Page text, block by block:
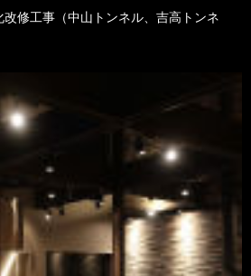
修工事（中山トンネル、吉高トンネ